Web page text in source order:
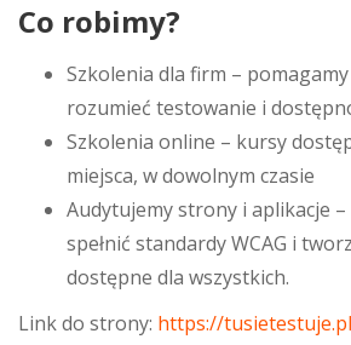
Co robimy?
Szkolenia dla firm –
rozumieć testowanie i
Szkolenia online – kursy
miejsca, w dowolnym czasie
Audytujemy strony i aplikacje
spełnić standardy WCAG i
dostępne dla wszystkich.
Link do strony: https://